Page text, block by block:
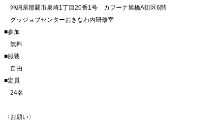
沖縄県那覇市泉崎1丁目20番1号 カフーナ旭橋A街区6階
グッジョブセンターおきなわ内研修室
■参加
無料
■服装
自由
■定員
24名
〈お願い〉